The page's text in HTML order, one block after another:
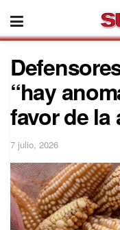
“hay
favor de
7 julio, 2026